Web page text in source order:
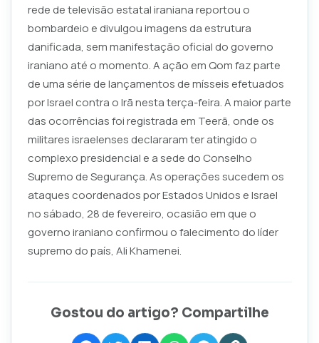
rede de televisão estatal iraniana reportou o
bombardeio e divulgou imagens da estrutura
danificada, sem manifestação oficial do governo
iraniano até o momento. A ação em Qom faz parte
de uma série de lançamentos de mísseis efetuados
por Israel contra o Irã nesta terça-feira. A maior parte
das ocorrências foi registrada em Teerã, onde os
militares israelenses declararam ter atingido o
complexo presidencial e a sede do Conselho
Supremo de Segurança. As operações sucedem os
ataques coordenados por Estados Unidos e Israel
no sábado, 28 de fevereiro, ocasião em que o
governo iraniano confirmou o falecimento do líder
supremo do país, Ali Khamenei.
Gostou do artigo? Compartilhe